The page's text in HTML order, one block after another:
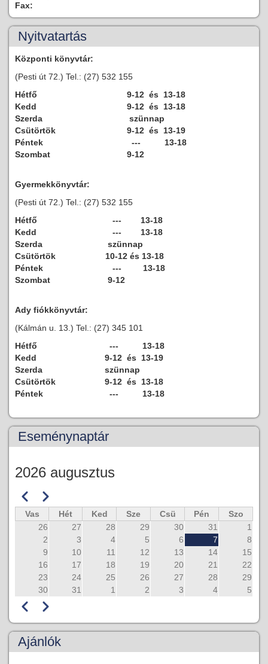
Fax:
Nyitvatartás
Központi könyvtár:
(Pesti út 72.) Tel.: (27) 532 155
Hétfő
9-12 és 13-18
Kedd
9-12 és 13-18
Szerda
szünnap
Csütörtök
9-12 és 13-19
Péntek
--- 13-18
Szombat
9-12
Gyermekkönyvtár:
(Pesti út 72.) Tel.: (27) 532 155
Hétfő
--- 13-18
Kedd
--- 13-18
Szerda
szünnap
Csütörtök
10-12 és 13-18
Péntek
--- 13-18
Szombat
9-12
Ady fiókkönyvtár:
(Kálmán u. 13.) Tel.: (27) 345 101
Hétfő
--- 13-18
Kedd
9-12 és 13-19
Szerda
szünnap
Csütörtök
9-12 és 13-18
Péntek
--- 13-18
Eseménynaptár
2026 augusztus
Oldalszámozás
Előző
Következő
Vas
Hét Ked Sze Csü Pén
Szo
26
27 28 29 30 31
1
2
3 4 5 6 7
8
9
10 11 12 13 14
15
16
17 18 19 20 21
22
23
24 25 26 27 28
29
30
31 1 2 3 4 5
Oldalszámozás
Előző Következő
Ajánlók